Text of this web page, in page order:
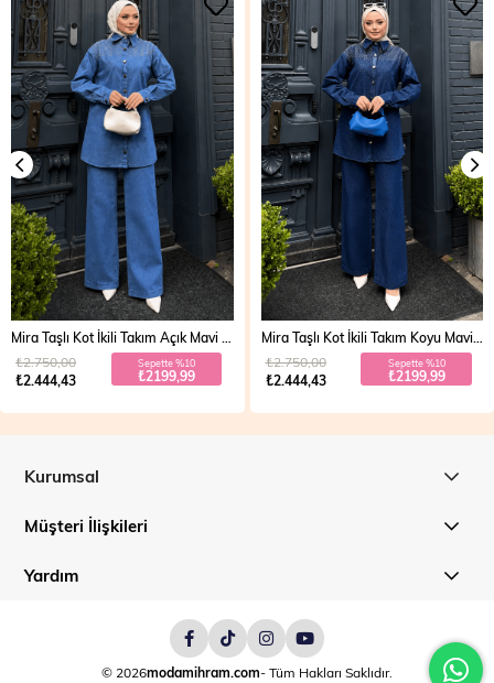
₺2.444,43
₺2.750,00 Sepette %10
₺2199,99
Mira Taşlı Kot İkili Takım Koyu Mavi 19286
₺2.444,43
₺2.750,00 Sepette %10
₺2199,99
Kurumsal
Müşteri İlişkileri
Yardım
© 2026modamihram.com- Tüm Hakları Saklıdır.